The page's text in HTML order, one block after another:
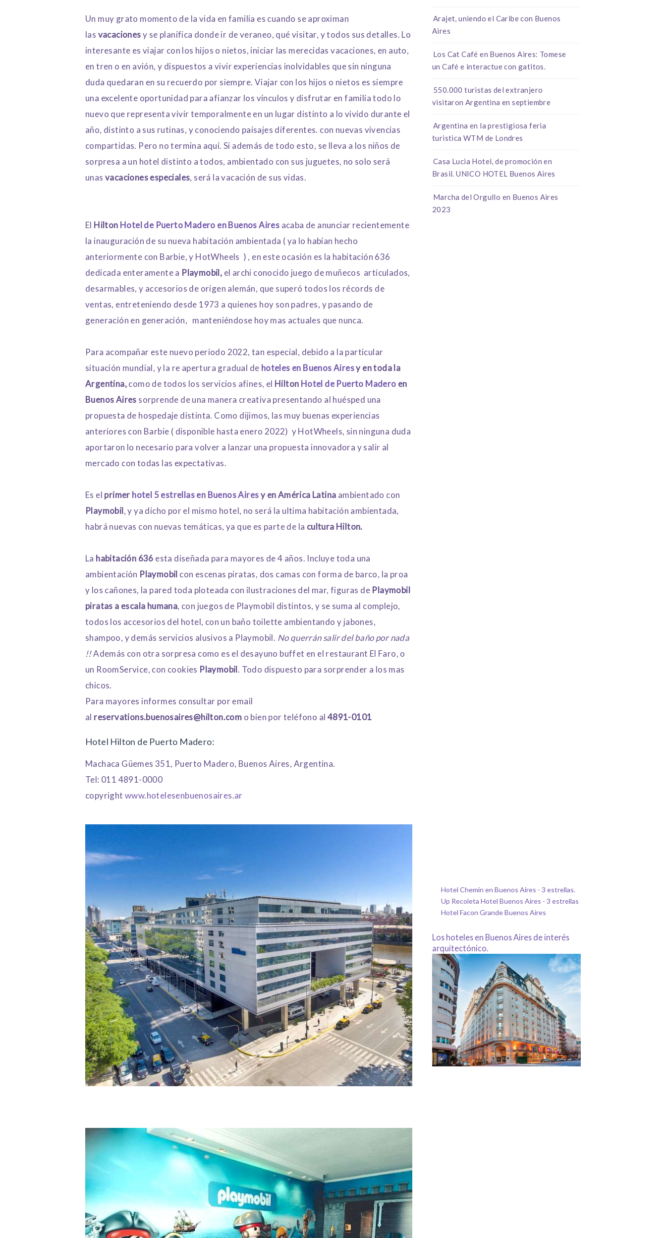
Un muy grato momento de la vida en familia es cuando se aproximan
las vacacionesy se planifica donde ir de veraneo, qué visitar, y todos sus detalles. Lo
interesante es viajar con los hijos o nietos, iniciar las merecidas vacaciones, en auto,
en tren o en avión, y dispuestos a vivir experiencias inolvidables que sin ninguna
duda quedaran en su recuerdo por siempre. Viajar con los hijos o nietos es siempre
una excelente oportunidad para afianzar los vínculos y disfrutar en familia todo lo
nuevo que representa vivir temporalmente en un lugar distinto a lo vivido durante el
año, distinto a sus rutinas, y conociendo paisajes diferentes. con nuevas vivencias
compartidas. Pero no termina aquí. Si además de todo esto, se lleva a los niños de
sorpresa a un hotel distinto a todos, ambientado con sus juguetes, no solo será
unas vacaciones especiales, será la vacación de sus vidas.
El Hilton Hotel de Puerto Madero en Buenos Aires acaba de anunciar recientemente
la inauguración de su nueva habitación ambientada ( ya lo habían hecho
anteriormente con Barbie, y HotWheels ) , en este ocasión es la habitación 636
dedicada enteramente a Playmobil, el archi conocido juego de muñecos articulados,
desarmables, y accesorios de origen alemán, que superó todos los récords de
ventas, entreteniendo desde 1973 a quienes hoy son padres, y pasando de
generación en generación, manteniéndose hoy mas actuales que nunca.
Para acompañar este nuevo periodo 2022, tan especial, debido a la particular
situación mundial, y la re apertura gradual de hoteles en Buenos Airesy en toda la
Argentina,como de todos los servicios afines, el Hilton Hotel de Puerto Madero en
Buenos Aires sorprende de una manera creativa presentando al huésped una
propuesta de hospedaje distinta. Como dijimos, las muy buenas experiencias
anteriores con Barbie ( disponible hasta enero 2022) y HotWheels, sin ninguna duda
aportaron lo necesario para volver a lanzar una propuesta innovadora y salir al
mercado con todas las expectativas.
Es el primer hotel 5 estrellas en Buenos Airesy en América Latina ambientado con
Playmobil, y ya dicho por el mismo hotel, no será la ultima habitación ambientada,
habrá nuevas con nuevas temáticas, ya que es parte de la cultura Hilton.
La habitación 636 esta diseñada para mayores de 4 años. Incluye toda una
ambientación Playmobil con escenas piratas, dos camas con forma de barco, la proa
y los cañones, la pared toda ploteada con ilustraciones del mar, figuras de Playmobil
piratas a escala humana, con juegos de Playmobil distintos, y se suma al complejo,
todos los accesorios del hotel, con un baño toilette ambientando y jabones,
shampoo, y demás servicios alusivos a Playmobil. No querrán salir del baño por nada
!!Además con otra sorpresa como es el desayuno buffet en el restaurant El Faro, o
un RoomService, con cookies Playmobil. Todo dispuesto para sorprender a los mas
chicos.
Para mayores informes consultar por email
al reservations.buenosaires@hilton.com o bien por teléfono al 4891-0101
Hotel Hilton de Puerto Madero:
Machaca Güemes 351, Puerto Madero, Buenos Aires, Argentina.
Tel: 011 4891-0000
copyrightwww.hotelesenbuenosaires.ar
Arajet, uniendo el Caribe con Buenos
Aires
Los Cat Café en Buenos Aires: Tomese
un Café e interactue con gatitos.
550.000 turistas del extranjero
visitaron Argentina en septiembre
Argentina en la prestigiosa feria
turistica WTM de Londres
Casa Lucia Hotel, de promoción en
Brasil. UNICO HOTEL Buenos Aires
Marcha del Orgullo en Buenos Aires
2023
Hotel Chemin en Buenos Aires - 3 estrellas.
Up Recoleta Hotel Buenos Aires - 3 estrellas
Hotel Facon Grande Buenos Aires
Los hoteles en Buenos Aires de interés
arquitectónico.